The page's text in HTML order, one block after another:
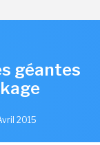
géantes
2015